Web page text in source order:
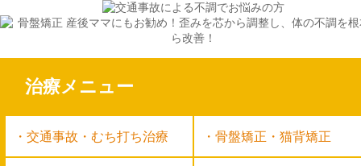
治療メニュー
交通事故・むち打ち治療 骨盤矯正・猫背矯正